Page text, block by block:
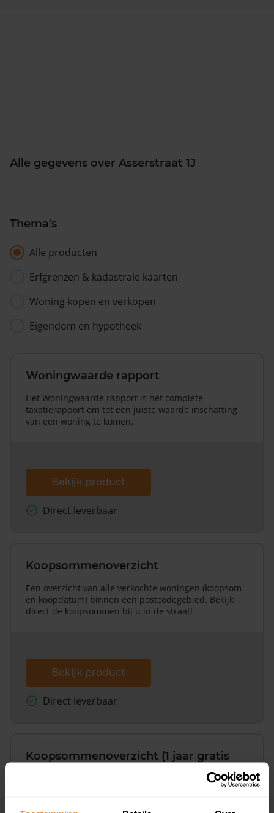
Alle gegevens over Asserstraat 1J
Thema's
Alle producten
Erfgrenzen & kadastrale kaarten
Woning kopen en verkopen
Eigendom en hypotheek
Woningwaarde rapport
Het Woningwaarde rapport is hét complete
taxatierapport om tot een juiste waarde inschatting
van een woning te komen.
Bekijk product
Direct leverbaar
Koopsommenoverzicht
Een overzicht van alle verkochte woningen (koopsom
en koopdatum) binnen een postcodegebied. Bekijk
direct de koopsommen bij u in de straat!
Bekijk product
Direct leverbaar
Koopsommenoverzicht (1 jaar gratis